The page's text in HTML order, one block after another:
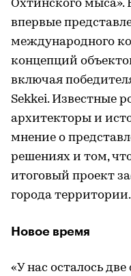
Охтинского
впервые
международного
концепций
включая
Sekkei. Известные
архитекторы и
мнение о
решениях и том,
итоговый проект
города территории.
Новое время
«У нас осталось